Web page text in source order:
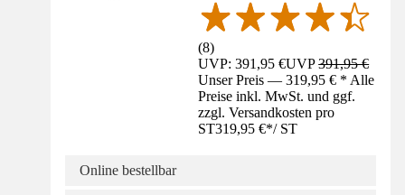
(8)
UVP: 391,95 €UVP391,95 €
Unser Preis — 319,95 € * Alle
Preise inkl. MwSt. und ggf.
zzgl. Versandkosten pro
ST319,95 €*/ ST
Online bestellbar